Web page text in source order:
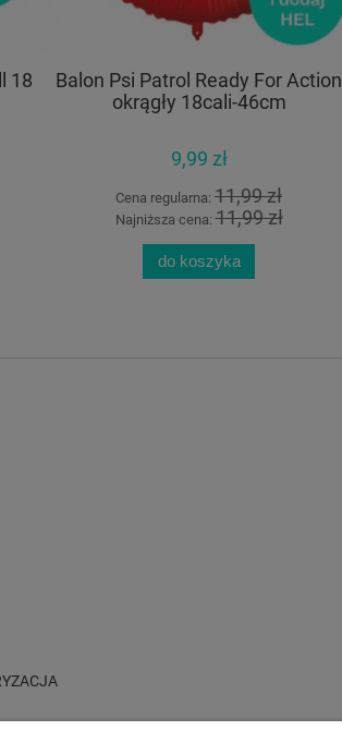
18
Balon Psi Patrol Ready For Action
okrągły 18cali-46cm
9,99 zł
Cena regularna: 11,99 zł
Najniższa cena:11,99 zł
do koszyka